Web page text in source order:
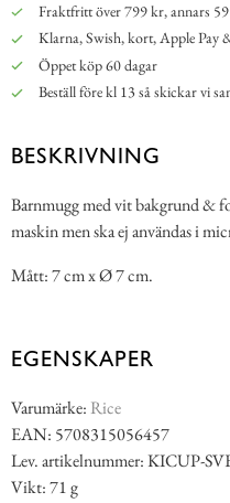
Fraktfritt över 799 kr, annars
Klarna, Swish, kort, Apple Pay
Öppet köp 60 dagar
Beställ före kl 13 så skickar vi
BESKRIVNING
Barnmugg med vit bakgrund &
maskin men ska ej användas i
Mått: 7 cm x Ø 7 cm.
EGENSKAPER
Varumärke: Rice
EAN: 5708315056457
Lev. artikelnummer: KICUP-
Vikt: 71 g